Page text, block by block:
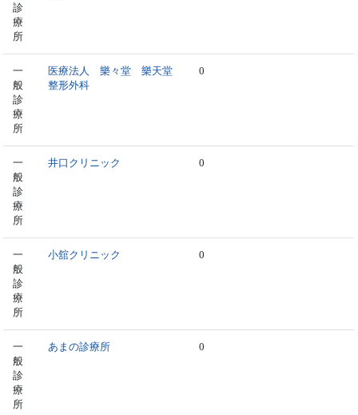
診
療
所
一
般
診
療
所
医療法人 樂々堂 樂天堂
整形外科
0
一
般
診
療
所
井口クリニック 0
一
般
診
療
所
小舘クリニック 0
一
般
診
療
所
あまの診療所 0